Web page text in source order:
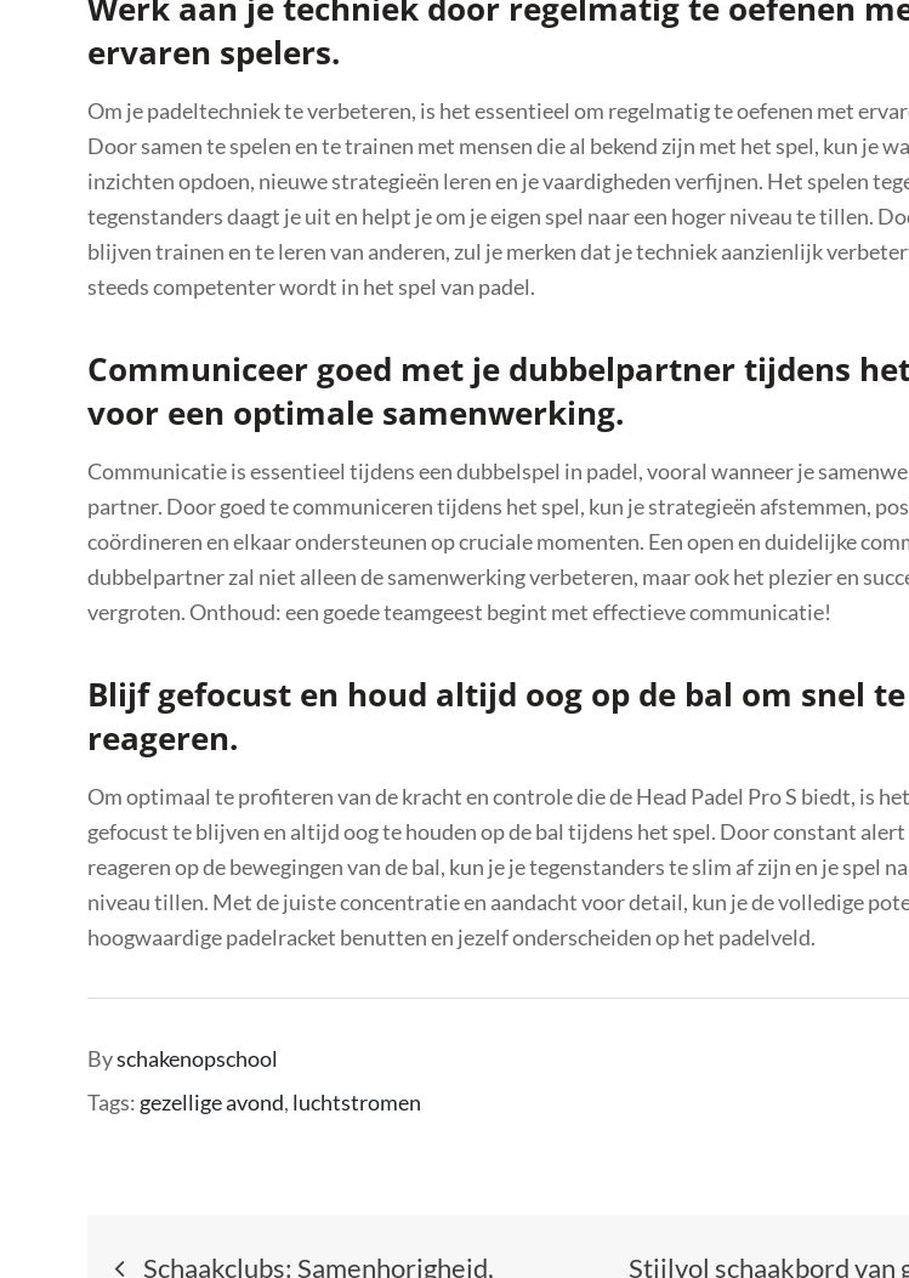
ervaren spelers.
Om je padeltechniek te verbeteren, is het essentieel om regelmatig te oefenen met
Door samen te spelen en te trainen met mensen die al bekend zijn met het spel, kun je
inzichten opdoen, nieuwe strategieën leren en je vaardigheden verfijnen. Het spelen
tegenstanders daagt je uit en helpt je om je eigen spel naar een hoger niveau te tillen.
blijven trainen en te leren van anderen, zul je merken dat je techniek aanzienlijk
steeds competenter wordt in het spel van padel.
Communiceer goed met je dubbelpartner tijdens
voor een optimale samenwerking.
Communicatie is essentieel tijdens een dubbelspel in padel, vooral wanneer je
partner. Door goed te communiceren tijdens het spel, kun je strategieën afstemmen,
coördineren en elkaar ondersteunen op cruciale momenten. Een open en duidelijke
dubbelpartner zal niet alleen de samenwerking verbeteren, maar ook het plezier en
vergroten. Onthoud: een goede teamgeest begint met effectieve communicatie!
Blijf gefocust en houd altijd oog op de bal om snel
reageren.
Om optimaal te profiteren van de kracht en controle die de Head Padel Pro S biedt, is
gefocust te blijven en altijd oog te houden op de bal tijdens het spel. Door constant alert
reageren op de bewegingen van de bal, kun je je tegenstanders te slim af zijn en je spel
niveau tillen. Met de juiste concentratie en aandacht voor detail, kun je de volledige
hoogwaardige padelracket benutten en jezelf onderscheiden op het padelveld.
Byschakenopschool
Tags: gezellige avond, luchtstromen
Berichtnavigatie
Schaakclubs: Samenhorigheid, Stijlvol schaakbord van